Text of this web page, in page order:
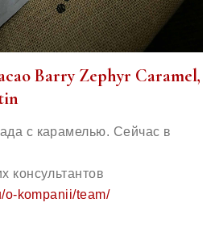
Barry Zephyr Caramel,
с карамелью. Сейчас в
консультантов
o-kompanii/team/